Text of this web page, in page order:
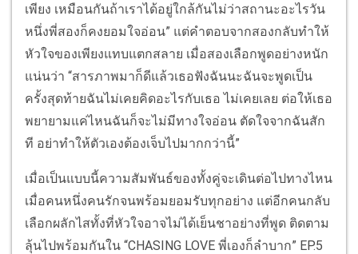
เพียง เหมือนกันถ้าเราได้อยู่ใกล้กันไม่ว่าสถานะอะไรวัน
หนึ่งพี่สองก็คงยอมใจอ่อน” แต่คำตอบจากสองกลับทำให้
หัวใจของเพียงแทบแตกสลาย เมื่อสองเลือกพูดอย่างหนัก
แน่นว่า “สารภาพมาก็ดีแล้วเธอฟังฉันนะฉันจะพูดเป็น
ครั้งสุดท้ายฉันไม่เคยคิดอะไรกับเธอ ไม่เคยเลย ต่อให้เธอ
พยายามแค่ไหนฉันก็จะไม่มีทางใจอ่อน ตัดใจจากฉันสัก
ที อย่าทำให้ตัวเองต้องเจ็บไปมากกว่านี้”
เมื่อเป็นแบบนี้ความสัมพันธ์ของทั้งคู่จะเดินต่อไปทางไหน
เมื่อคนหนึ่งคนรักจนพร้อมยอมรับทุกอย่าง แต่อีกคนกลับ
เลือกผลักไสทั้งที่หัวใจอาจไม่ได้เย็นชาอย่างที่พูด ติดตาม
ลุ้นไปพร้อมกันใน “CHASING LOVE พี่เองก็ลำบาก” EP.5